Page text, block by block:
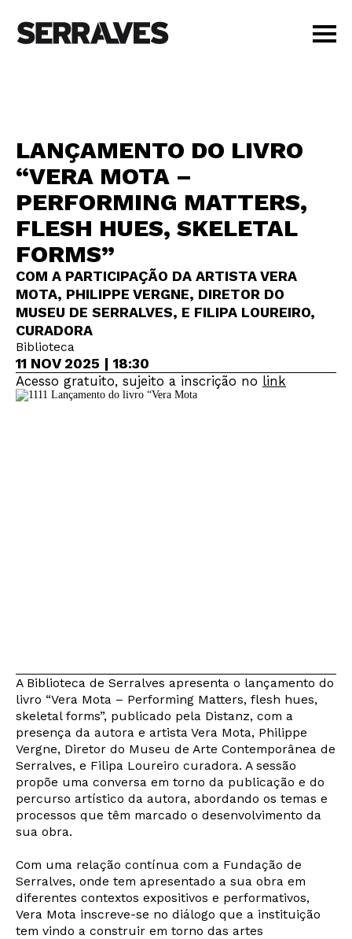
LOJA
PT | EN
BILHETES
AMIGOS
LANÇAMENTO DO LIVRO
“VERA MOTA –
PERFORMING MATTERS,
FLESH HUES, SKELETAL
FORMS”
COM A PARTICIPAÇÃO DA ARTISTA VERA
MOTA, PHILIPPE VERGNE, DIRETOR DO
MUSEU DE SERRALVES, E FILIPA LOUREIRO,
CURADORA
Biblioteca
11 NOV 2025 | 18:30
Acesso gratuito, sujeito a inscrição no link
A Biblioteca de Serralves apresenta o lançamento do
livro “Vera Mota – Performing Matters, flesh hues,
skeletal forms”, publicado pela Distanz, com a
presença da autora e artista Vera Mota, Philippe
Vergne, Diretor do Museu de Arte Contemporânea de
Serralves, e Filipa Loureiro curadora. A sessão
propõe uma conversa em torno da publicação e do
percurso artístico da autora, abordando os temas e
processos que têm marcado o desenvolvimento da
sua obra.
Com uma relação contínua com a Fundação de
Serralves, onde tem apresentado a sua obra em
diferentes contextos expositivos e performativos,
Vera Mota inscreve-se no diálogo que a instituição
tem vindo a construir em torno das artes